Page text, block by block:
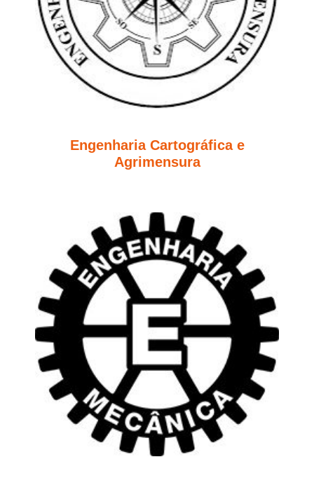
Engenharia Cartográfica e
Agrimensura